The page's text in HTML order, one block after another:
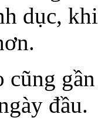
dục,
cũng
đầu.